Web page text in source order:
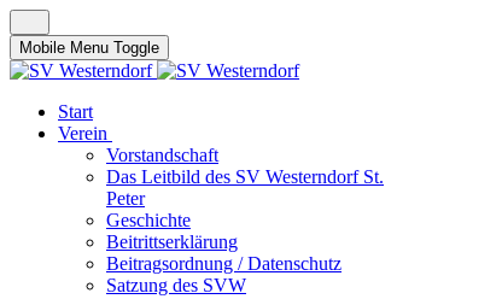
Mobile Menu Toggle
Start
Verein
Vorstandschaft
Das Leitbild des SV Westerndorf St.
Peter
Geschichte
Beitrittserklärung
Beitragsordnung / Datenschutz
Satzung des SVW